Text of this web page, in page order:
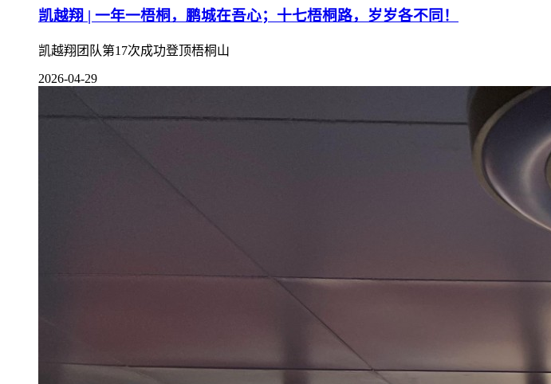
凯越翔 | 一年一梧桐，鹏城在吾心；十七梧桐路，岁岁各不同！
凯越翔团队第17次成功登顶梧桐山
2026-04-29